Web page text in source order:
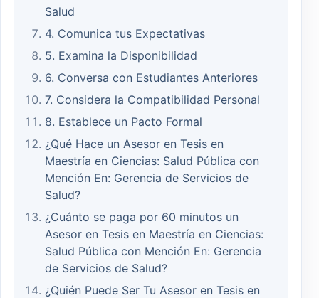
Salud
4. Comunica tus Expectativas
5. Examina la Disponibilidad
6. Conversa con Estudiantes Anteriores
7. Considera la Compatibilidad Personal
8. Establece un Pacto Formal
¿Qué Hace un Asesor en Tesis en
Maestría en Ciencias: Salud Pública con
Mención En: Gerencia de Servicios de
Salud?
¿Cuánto se paga por 60 minutos un
Asesor en Tesis en Maestría en Ciencias:
Salud Pública con Mención En: Gerencia
de Servicios de Salud?
¿Quién Puede Ser Tu Asesor en Tesis en